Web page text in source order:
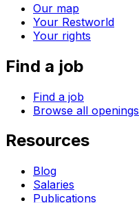
Our map
Your Restworld
Your rights
Find a job
Find a job
Browse all openings
Resources
Blog
Salaries
Publications